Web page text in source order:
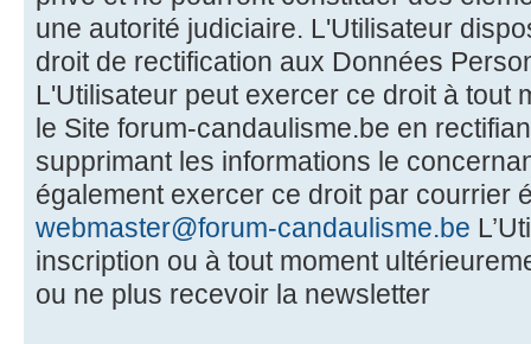
une autorité judiciaire. L'Utilisateur
droit de rectification aux Données
L'Utilisateur peut exercer ce droit à tout
le Site forum-candaulisme.be en
supprimant les informations le
également exercer ce droit par courrier
webmaster@forum-candaulisme.be
inscription ou à tout moment
ou ne plus recevoir la newsletter